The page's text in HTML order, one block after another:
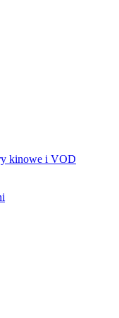
kinowe i VOD